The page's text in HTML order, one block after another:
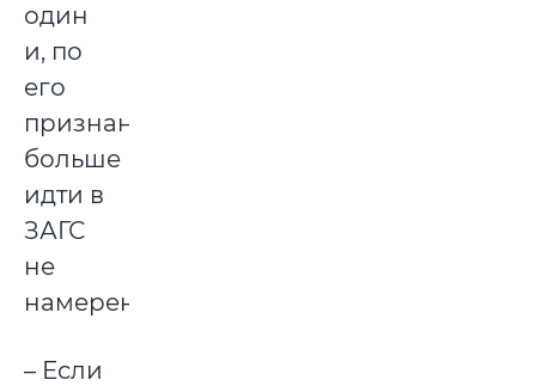
один
и, по
его
признанию,
больше
идти в
ЗАГС
не
намерен.
– Если